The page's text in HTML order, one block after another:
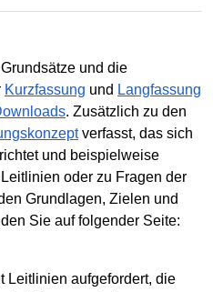
und die
Kurzfassung und Langfassung
. Zusätzlich zu den
verfasst, das sich
und beispielweise
oder zu Fragen der
Grundlagen, Zielen und
Sie auf folgender Seite:
Leitlinien aufgefordert, die